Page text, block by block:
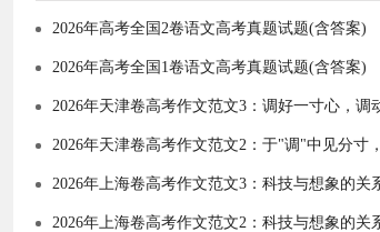
2026年高考全国2卷语文高考真题试题(含答案)
2026年高考全国1卷语文高考真题试题(含答案)
2026年天津卷高考作文范文3：调好一寸心，调
2026年天津卷高考作文范文2：于"调"中见分寸
2026年上海卷高考作文范文3：科技与想象的关
2026年上海卷高考作文范文2：科技与想象的关